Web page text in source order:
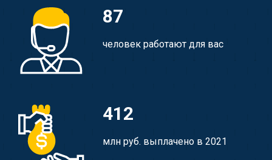
87
человек работают для вас
412
млн руб. выплачено в 2021